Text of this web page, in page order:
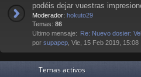
podéis dejar vuestras
Moderador: hokuto29
Temas: 86
Último mensaje: Re: Nuevo dosier:
por supapep , Vie, 15 Feb 2019, 15:08
Temas activos